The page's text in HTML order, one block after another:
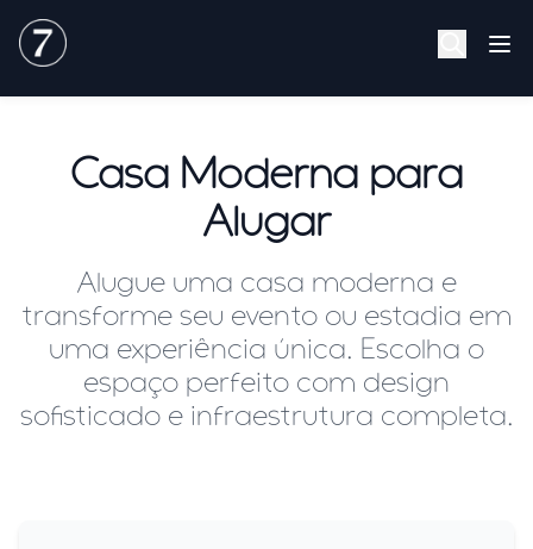
INÍCIO
FOTOS
CONTATO
Casa Moderna para
Alugar
Alugue uma casa moderna e
transforme seu evento ou estadia em
uma experiência única. Escolha o
espaço perfeito com design
sofisticado e infraestrutura completa.